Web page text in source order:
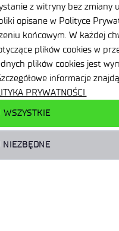
z witryny bez zmiany
opisane w Polityce
końcowym. W każdej
plików cookies w
plików cookies jest
informacje
PRYWATNOŚCI.
WSZYSTKIE
NIEZBĘDNE